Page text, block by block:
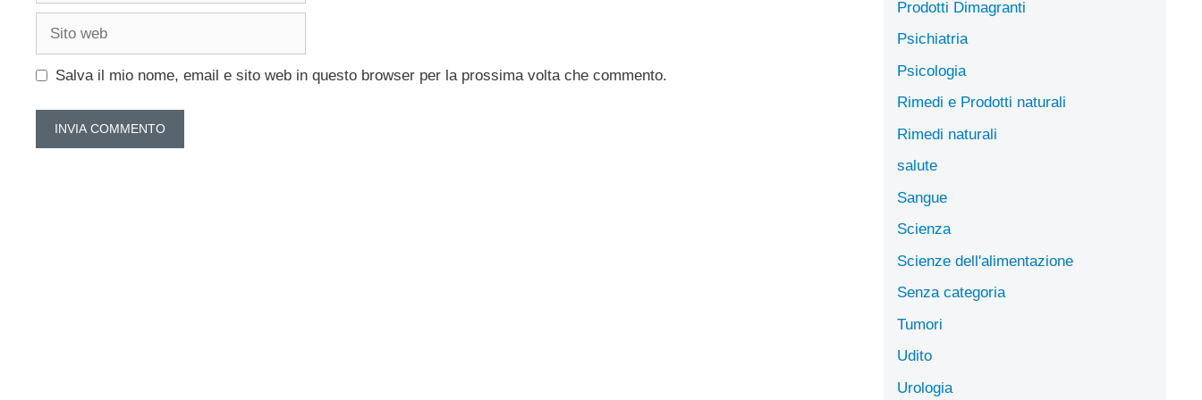
Salva il mio nome, email e sito web in questo browser per la prossima volta che commento.
Prodotti Dimagranti
Psichiatria
Psicologia
Rimedi e Prodotti naturali
Rimedi naturali
salute
Sangue
Scienza
Scienze dell'alimentazione
Senza categoria
Tumori
Udito
Urologia